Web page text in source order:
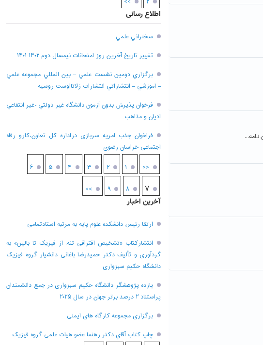
۲ >>
اطلاع رسانی
سخنراني علمي
تغيير تاريخ آخرين روز امتحانات نيمسال دوم ۱۴۰۲-۱۴۰۱
برگزاري دومين نشست علمي – بين المللي مجموعه علمي
– اموزشي – انتشاراتي انتشارات زلاتااوست روسيه
فرخوان پذيرش بدون آزمون دانشگاه غير دولتي -غير انتفاعي
اديان و مذاهب
فراخوان جذب امریه سربازی دراداره کل تعاون،کارو رفاه
اجتماعی خراسان رضوی
<< ۱ ۲ ۳ ۴ ۵ ۶
۷ ۸ ۹ >>
آخرین اخبار
ارتقا رئیس دانشکده علوم پایه به مرتبه استادتمامی
انتشارکتاب «تشخیص افتراقی تنه: از فیزیک تا بالین» به
گردآوری و تألیف دکتر حمیدرضا باغانی دانشیار گروه فیزیک
دانشگاه حکیم سبزواری
یازده پژوهشگر دانشگاه حکیم سبزواری در جمع دانشمندان
پراستناد ۲ درصد برتر جهان در سال ۲۰۲۵
برگزاری مجموعه کارگاه های ایمنی
چاپ کتاب آقاي دکتر رهنما عضو هیات علمی گروه فیزیک